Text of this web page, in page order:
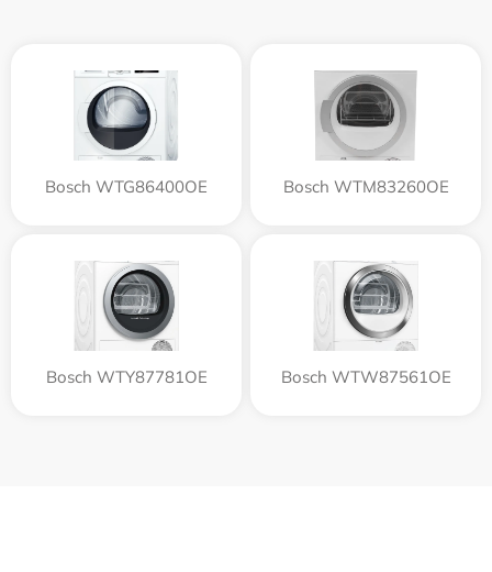
Bosch WTG86400OE Bosch WTM83260OE
Bosch WTY87781OE Bosch WTW87561OE